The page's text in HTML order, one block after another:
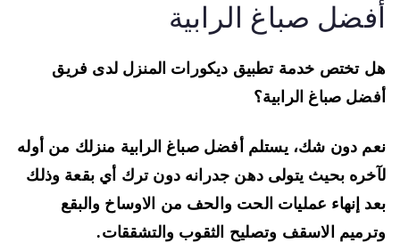
صباغ الرابية
تختص خدمة تطبيق ديكورات المنزل لدى فريق
صباغ الرابية؟
دون شك، يستلم أفضل صباغ الرابية منزلك من أوله
بحيث يتولى دهن جدرانه دون ترك أي بقعة وذلك
إنهاء عمليات الحت والحف من الاوساخ والبقع
الاسقف وتصليح الثقوب والتشققات.